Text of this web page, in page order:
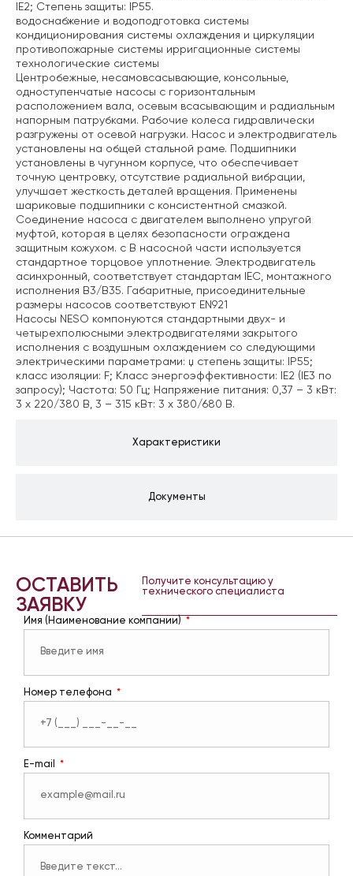
Характеристики
Документы
IE2; Степень защиты: IP55.
водоснабжение и водоподготовка системы
кондиционирования системы охлаждения и циркуляции
противопожарные системы ирригационные системы
технологические системы
Центробежные, несамовсасывающие, консольные,
одноступенчатые насосы с горизонтальным
расположением вала, осевым всасывающим и радиальным
напорным патрубками. Рабочие колеса гидравлически
разгружены от осевой нагрузки. Насос и электродвигатель
установлены на общей стальной раме. Подшипники
установлены в чугунном корпусе, что обеспечивает
точную центровку, отсутствие радиальной вибрации,
улучшает жесткость деталей вращения. Применены
шариковые подшипники с консистентной смазкой.
Соединение насоса с двигателем выполнено упругой
муфтой, которая в целях безопасности ограждена
защитным кожухом. c В насосной части используется
стандартное торцовое уплотнение. Электродвигатель
асинхронный, соответствует стандартам IEC, монтажного
исполнения B3/В35. Габаритные, присоединительные
размеры насосов соответствуют EN921
Насосы NESO компонуются стандартными двух- и
четырехполюсными электродвигателями закрытого
исполнения с воздушным охлаждением со следующими
электрическими параметрами: џ степень защиты: IP55;
класс изоляции: F; Класс энергоэффективности: IE2 (IE3 по
запросу); Частота: 50 Гц; Напряжение питания: 0,37 – 3 кВт:
3 x 220/380 В, 3 – 315 кВт: 3 x 380/680 В.
ОСТАВИТЬ
ЗАЯВКУ
Получите консультацию у
технического специалиста
Имя (Наименование компании)
Номер телефона
E-mail
Комментарий